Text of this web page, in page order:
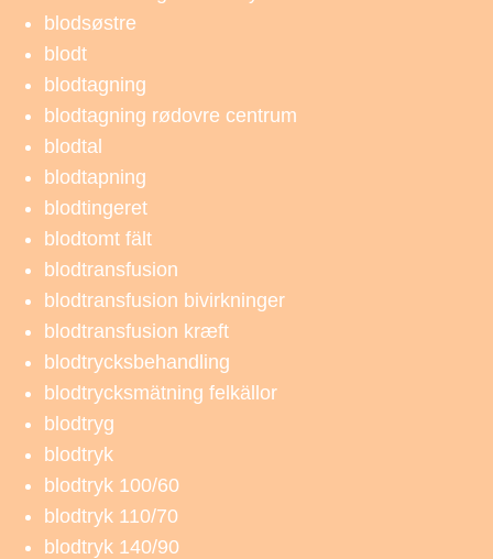
blodsøstre
blodt
blodtagning
blodtagning rødovre centrum
blodtal
blodtapning
blodtingeret
blodtomt fält
blodtransfusion
blodtransfusion bivirkninger
blodtransfusion kræft
blodtrycksbehandling
blodtrycksmätning felkällor
blodtryg
blodtryk
blodtryk 100/60
blodtryk 110/70
blodtryk 140/90